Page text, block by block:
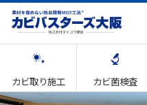
カビ取り施工 カビ菌検査